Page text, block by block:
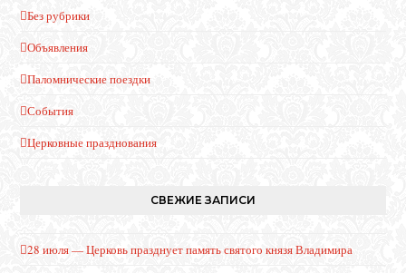
Без рубрики
Объявления
Паломнические поездки
События
Церковные празднования
СВЕЖИЕ ЗАПИСИ
28 июля — Церковь празднует память святого князя Владимира